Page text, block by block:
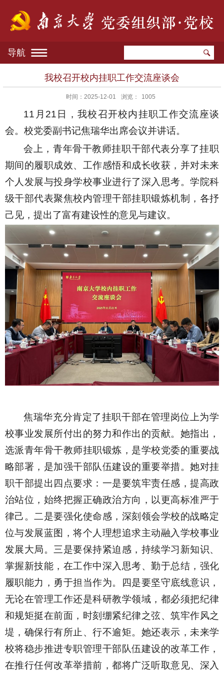
导航
我校召开校内挂职工作交流座谈会
时间：2025-12-01 浏览： 1005
11月21日，我校召开校内挂职工作交流座谈
会。校党委副书记焦瑞华出席会议并讲话。
会上，青年骨干教师挂职干部代表分享了挂职
期间的履职成效、工作感悟和成长收获，并对未来
个人发展与投身学校事业进行了深入思考。学院科
级干部代表聚焦校内管理干部挂职锻炼机制，各抒
己见，提出了富有建设性的意见与建议。
焦瑞华充分肯定了挂职干部在管理岗位上为学
校事业发展所付出的努力和作出的贡献。她指出，
选派青年骨干教师挂职锻炼，是学校党委的重要战
略部署，是加强干部队伍建设的重要举措。她对挂
职干部提出四点要求：一是要筑牢责任感，提高政
治站位，始终把握正确政治方向，以更高标准严于
律己。二是要强化使命感，深刻领会学校的战略定
位与发展蓝图，将个人理想追求主动融入学校事业
发展大局。三是要保持紧迫感，持续学习新知识、
掌握新技能，在工作中深入思考、勤于总结，强化
履职能力，勇于担当作为。四是要坚守底线意识，
无论在管理工作还是科研教学领域，都必须把纪律
和规矩挺在前面，时刻绷紧纪律之弦、筑牢作风之
堤，确保行有所止、行不逾矩。她还表示，未来学
校将稳步推进专职管理干部队伍建设的改革工作，
在推行任何改革举措前，都将广泛听取意见、深入